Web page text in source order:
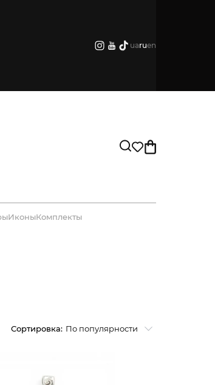
uaruen
ИконыКомплекты
Сортировка: По популярности